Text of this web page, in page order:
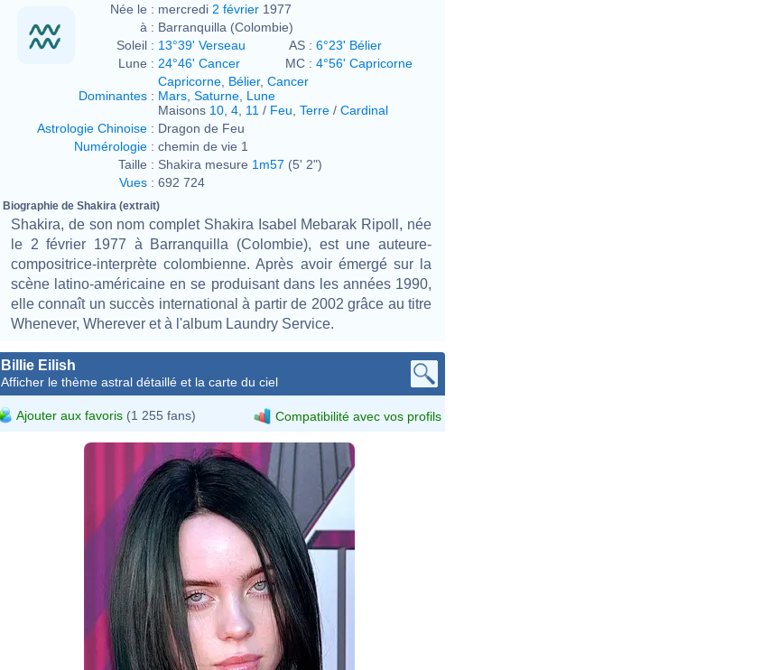
Née le : mercredi 2 février 1977
à : Barranquilla (Colombie)
Soleil : 13°39' Verseau AS : 6°23' Bélier
Lune : 24°46' Cancer MC : 4°56' Capricorne
Dominantes :
Capricorne Bélier, Cancer
Mars Saturne Lune
Maisons 10 4 11 / Feu Terre / Cardinal
Astrologie Chinoise : Dragon de Feu
Numérologie : chemin de vie 1
Taille : Shakira mesure 1m57 (5' 2")
Vues : 692 724
Biographie de Shakira (extrait)
Shakira, de son nom complet Shakira Isabel Mebarak Ripoll, née
le 2 février 1977 à Barranquilla (Colombie), est une auteure-
compositrice-interprète colombienne. Après avoir émergé sur la
scène latino-américaine en se produisant dans les années 1990,
elle connaît un succès international à partir de 2002 grâce au titre
Whenever, Wherever et à l'album Laundry Service.
Billie Eilish
Afficher le thème astral détaillé et la carte du ciel
Ajouter aux favoris (1 255 fans) Compatibilité avec vos profils